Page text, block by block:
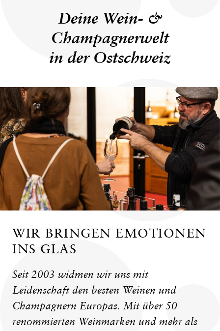
Deine Wein- &
Champagnerwelt
in der Ostschweiz
WIR BRINGEN EMOTIONEN
INS GLAS
Seit 2003 widmen wir uns mit
Leidenschaft den besten Weinen und
Champagnern Europas. Mit über 50
renommierten Weinmarken und mehr als